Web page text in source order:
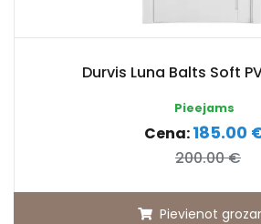
Durvis Luna Balts Soft
Pieejams
Cena:185.00
200.00 €
Pievienot